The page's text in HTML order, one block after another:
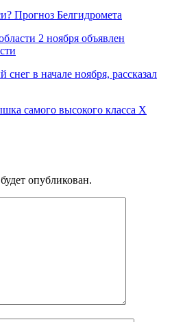
Прогноз Белгидромета
2 ноября объявлен
в начале ноября, рассказал
самого высокого класса Х
опубликован.